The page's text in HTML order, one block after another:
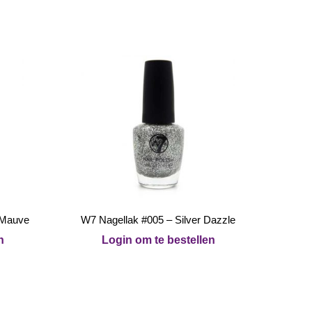
W7 Nagellak #005 – Silver Dazzle
Login om te bestellen